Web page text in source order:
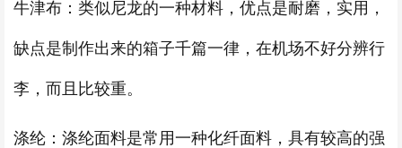
牛津布：类似尼龙的一种材料，优点是耐磨，实用，
缺点是制作出来的箱子千篇一律，在机场不好分辨行
李，而且比较重。
涤纶：涤纶面料是常用一种化纤面料，具有较高的强